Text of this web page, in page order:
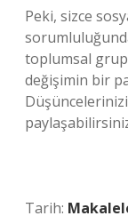
Peki, sizce
toplumsal
değişimin bir
Tarih: